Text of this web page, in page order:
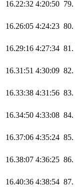
16.22:32 4:20:50 79.
16.26:05 4:24:23 80.
16.29:16 4:27:34 81.
16.31:51 4:30:09 82.
16.33:38 4:31:56 83.
16.34:50 4:33:08 84.
16.37:06 4:35:24 85.
16.38:07 4:36:25 86.
16.40:36 4:38:54 87.